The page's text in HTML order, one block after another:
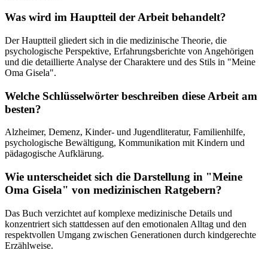
Was wird im Hauptteil der Arbeit behandelt?
Der Hauptteil gliedert sich in die medizinische Theorie, die
psychologische Perspektive, Erfahrungsberichte von Angehörigen
und die detaillierte Analyse der Charaktere und des Stils in "Meine
Oma Gisela".
Welche Schlüsselwörter beschreiben diese Arbeit am
besten?
Alzheimer, Demenz, Kinder- und Jugendliteratur, Familienhilfe,
psychologische Bewältigung, Kommunikation mit Kindern und
pädagogische Aufklärung.
Wie unterscheidet sich die Darstellung in "Meine
Oma Gisela" von medizinischen Ratgebern?
Das Buch verzichtet auf komplexe medizinische Details und
konzentriert sich stattdessen auf den emotionalen Alltag und den
respektvollen Umgang zwischen Generationen durch kindgerechte
Erzählweise.